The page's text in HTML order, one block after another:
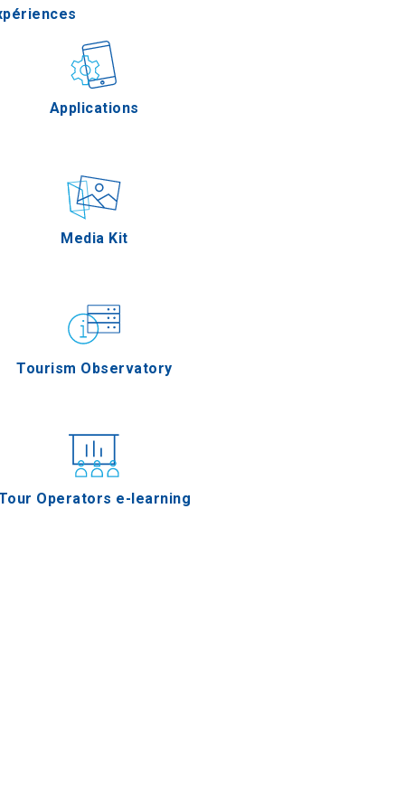
Applications
Media Kit
Tourism Observatory
Operators e-learning